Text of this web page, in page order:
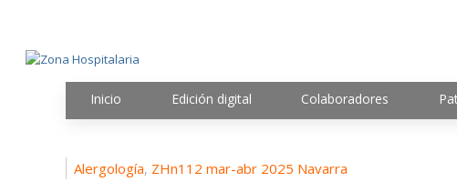
Inicio Edición digital Colaboradores
Alergología, ZHn112 mar-abr 2025 Navarra